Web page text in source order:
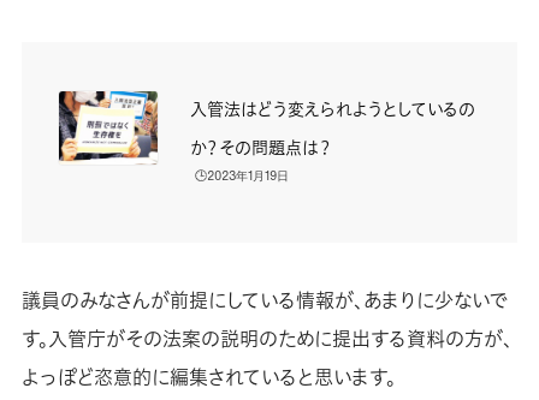
入管法はどう変えられようとしているの
か？その問題点は？
🕒️2023年1月19日
議員のみなさんが前提にしている情報が、あまりに少ないで
す。入管庁がその法案の説明のために提出する資料の方が、
よっぽど恣意的に編集されていると思います。